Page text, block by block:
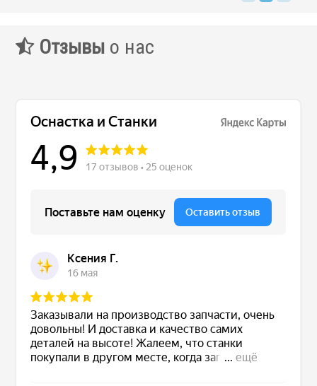
Отзывы о нас